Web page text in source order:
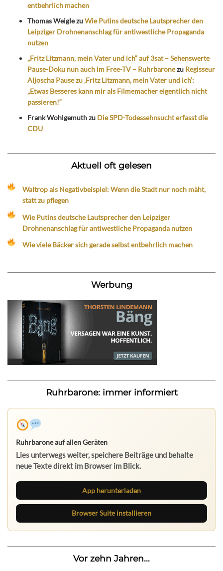
entbehrlich machen
Thomas WeiglezuWie Putins deutsche Lautsprecher den
Leipziger Drohnenanschlag für antiwestliche Propaganda
nutzen
„Fritz Litzmann, mein Vater und ich“ auf 3sat – Sehenswerte
Pause-Doku nun auch im Free-TV – Ruhrbaronezu Regisseur
Aljoscha Pause zu ‚Fritz Litzmann, mein Vater und ich‘:
„Etwas Besseres kann mir als Filmemacher eigentlich nicht
passieren!“
Frank Wohlgemuthzu Die SPD-Todessehnsucht erfasst die
CDU
Aktuell oft gelesen
Waltrop als Negativbeispiel: Wenn die Stadt nur noch mäht,
statt zu pflegen
Wie Putins deutsche Lautsprecher den Leipziger
Drohnenanschlag für antiwestliche Propaganda nutzen
Wie viele Bäcker sich gerade selbst entbehrlich machen
Werbung
Ruhrbarone: immer informiert
Ruhrbarone auf allen Geräten
Lies unterwegs weiter, speichere Beiträge und behalte
neue Texte direkt im Browser im Blick.
App herunterladen
Browser Suite installieren
Vor zehn Jahren...